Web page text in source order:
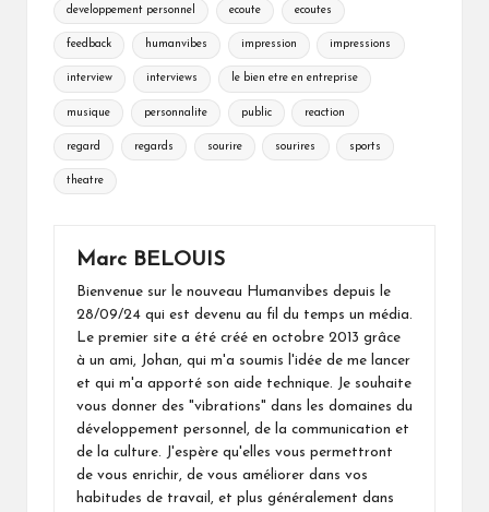
developpement personnel ecoute ecoutes
feedback humanvibes impression impressions
interview interviews le bien etre en entreprise
musique personnalite public reaction
regard regards sourire sourires sports
theatre
Marc BELOUIS
Bienvenue sur le nouveau Humanvibes depuis le
28/09/24 qui est devenu au fil du temps un média.
Le premier site a été créé en octobre 2013 grâce
à un ami, Johan, qui m'a soumis l'idée de me lancer
et qui m'a apporté son aide technique. Je souhaite
vous donner des "vibrations" dans les domaines du
développement personnel, de la communication et
de la culture. J'espère qu'elles vous permettront
de vous enrichir, de vous améliorer dans vos
habitudes de travail, et plus généralement dans